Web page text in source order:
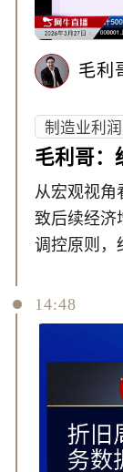
毛利
制造业利润
毛利哥：
从宏观视角
致后续经济
调控原则，
14:48